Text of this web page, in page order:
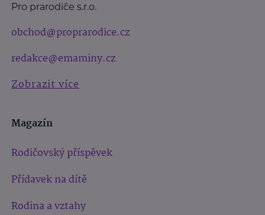
Pro prarodiče s.r.o.
obchod@proprarodice.cz
redakce@emaminy.cz
Zobrazit více
Magazín
Rodičovský příspěvek
Přídavek na dítě
Rodina a vztahy